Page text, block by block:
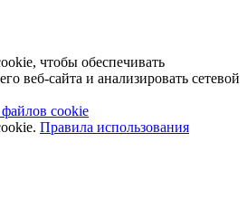
чтобы обеспечивать
веб-сайта и анализировать сетевой
cookie
Правила использования